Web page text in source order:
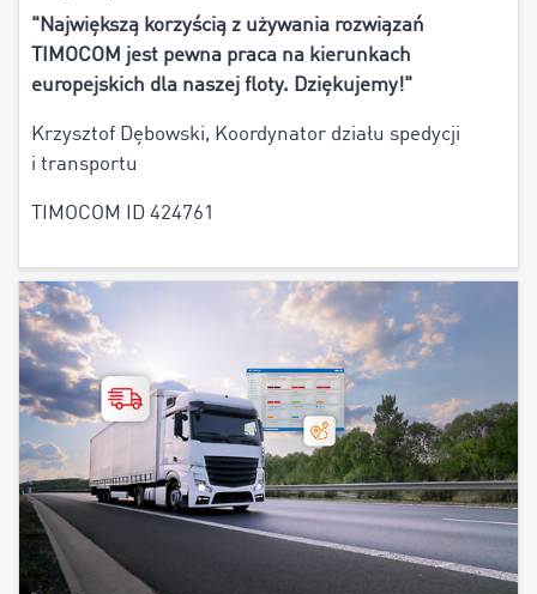
"Największą korzyścią z używania rozwiązań
TIMOCOM jest pewna praca na kierunkach
europejskich dla naszej floty. Dziękujemy!"
Krzysztof Dębowski, Koordynator działu spedycji
i transportu
TIMOCOM ID 424761